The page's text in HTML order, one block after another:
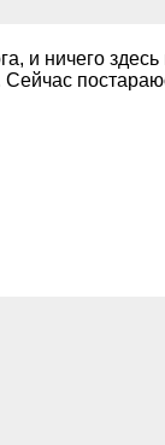
и ничего